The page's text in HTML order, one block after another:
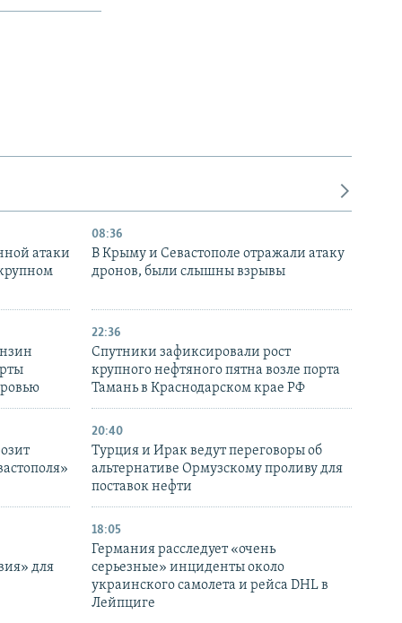
атаки
08:36
В Крыму и Севастополе отражали атаку
дронов, были слышны взрывы
22:36
Спутники зафиксировали рост
крупного нефтяного пятна возле порта
Тамань в Краснодарском крае РФ
20:40
Турция и Ирак ведут переговоры об
альтернативе Ормузскому проливу для
поставок нефти
для
18:05
Германия расследует «очень
серьезные» инциденты около
украинского самолета и рейса DHL в
Лейпциге